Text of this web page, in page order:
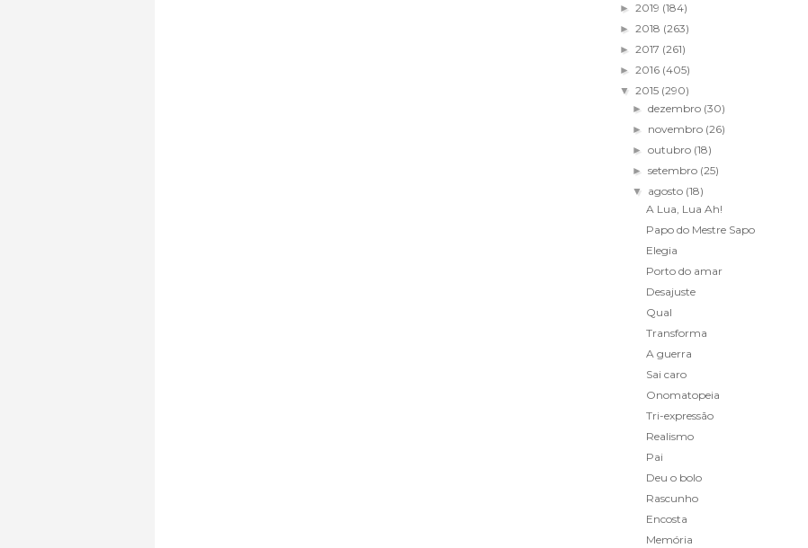
► 2019 (184)
► 2018 (263)
► 2017 (261)
► 2016 (405)
▼ 2015 (290)
►dezembro (30)
► novembro (26)
►outubro (18)
►setembro (25)
▼ agosto (18)
A Lua, Lua Ah!
Papo do Mestre Sapo
Elegia
Porto do amar
Desajuste
Qual
Transforma
A guerra
Sai caro
Onomatopeia
Tri-expressão
Realismo
Pai
Deu o bolo
Rascunho
Encosta
Memória